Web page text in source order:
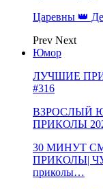
Царевны 👑
Prev Next
Юмор
ЛУЧШИЕ
#316
ВЗРОСЛЫЙ
ПРИКОЛЫ
30 МИНУТ
ПРИКОЛЫ|
приколы…